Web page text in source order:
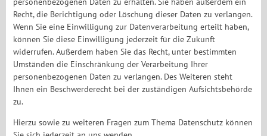
Recht, die Berichtigung oder Löschung dieser Daten zu verlangen.
Wenn Sie eine Einwilligung zur Datenverarbeitung erteilt haben,
können Sie diese Einwilligung jederzeit für die Zukunft
widerrufen. Außerdem haben Sie das Recht, unter bestimmten
Umständen die Einschränkung der Verarbeitung Ihrer
personenbezogenen Daten zu verlangen. Des Weiteren steht
Ihnen ein Beschwerderecht bei der zuständigen Aufsichtsbehörde
zu.
Hierzu sowie zu weiteren Fragen zum Thema Datenschutz können